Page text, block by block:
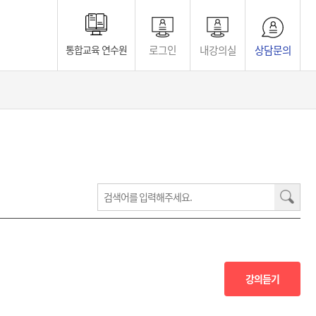
통합교육 연수원 로그인 내강의실 상담문의
강의듣기